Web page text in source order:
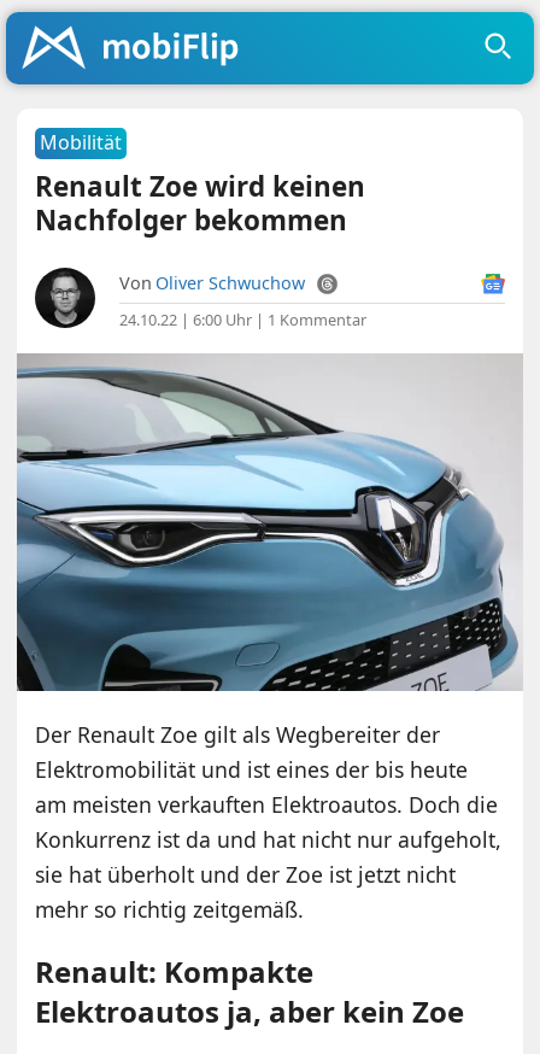
Mobilität
Renault Zoe wird keinen
Nachfolger bekommen
Von Oliver Schwuchow
24.10.22 | 6:00 Uhr | 1 Kommentar
Der Renault Zoe gilt als Wegbereiter der
Elektromobilität und ist eines der bis heute
am meisten verkauften Elektroautos. Doch die
Konkurrenz ist da und hat nicht nur aufgeholt,
sie hat überholt und der Zoe ist jetzt nicht
mehr so richtig zeitgemäß.
Renault: Kompakte
Elektroautos ja, aber kein Zoe